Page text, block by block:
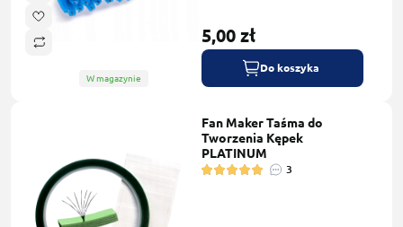
W magazynie
5,00 zł
Do koszyka
Fan Maker Taśma do
Tworzenia Kępek
PLATINUM
3